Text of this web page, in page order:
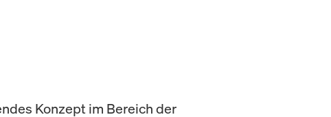
Konzept im Bereich der